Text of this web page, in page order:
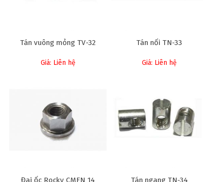
Tán vuông mỏng TV-32
Giá: Liên hệ
Tán nối TN-33
Giá: Liên hệ
Đai ốc Rocky CMFN 14 Tán ngang TN-34